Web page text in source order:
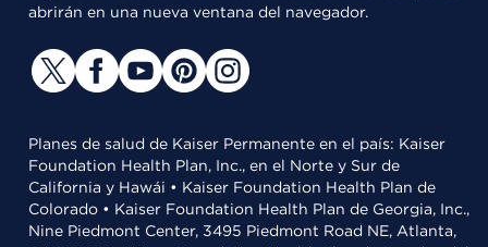
abrirán en una nueva ventana del navegador.
Planes de salud de Kaiser Permanente en el país: Kaiser
Foundation Health Plan, Inc., en el Norte y Sur de
California y Hawái • Kaiser Foundation Health Plan de
Colorado • Kaiser Foundation Health Plan de Georgia, Inc.,
Nine Piedmont Center, 3495 Piedmont Road NE, Atlanta,